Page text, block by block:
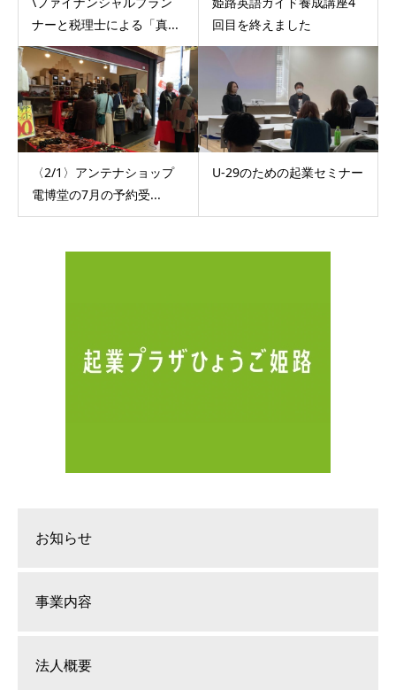
ナーと税理士による「真...
回目を終えました
〈2/1〉アンテナショップ
電博堂の7月の予約受...
U-29のための起業セミナー
お知らせ
事業内容
法人概要